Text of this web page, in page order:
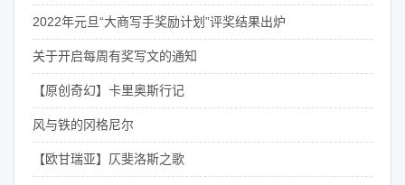
2022年元旦“大商写手奖励计划”评奖结果出炉
关于开启每周有奖写文的通知
【原创奇幻】卡里奥斯行记
风与铁的冈格尼尔
【欧甘瑞亚】仄斐洛斯之歌